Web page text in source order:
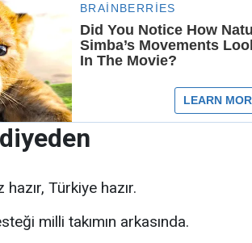
hazır, Türkiye hazır.
milli takımın arkasında.